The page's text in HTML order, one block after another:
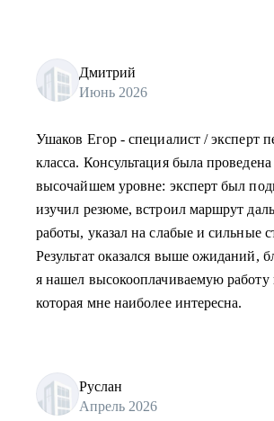
Дмитрий
Июнь 2026
Ушаков Егор - специалист / эксперт
класса. Консультация была проведена
высочайшем уровне: эксперт был
изучил резюме, встроил маршрут
работы, указал на слабые и сильные
Результат оказался выше ожиданий,
я нашел высокооплачиваемую работу
которая мне наиболее интересна.
Руслан
Апрель 2026